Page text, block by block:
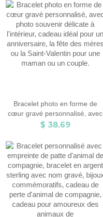
Noël pour mère/épouse/famille
Bracelet photo en forme de
cœur gravé personnalisé, avec
photo souvenir délicate à
anniversaire, la fête des mères
ou la Saint-Valentin pour une
maman ou un couple.
$ 38.69